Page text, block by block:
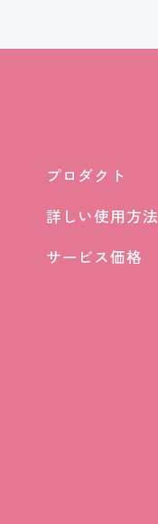
プロダクト
詳しい使用方法
詳しい使用方法
サービス価格